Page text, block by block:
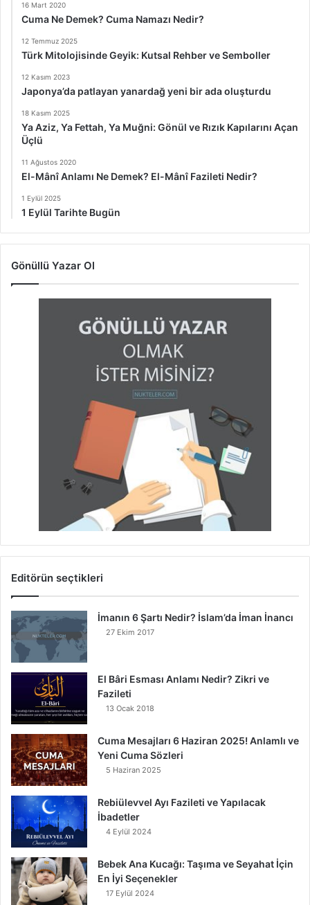
16 Mart 2020
Cuma Ne Demek? Cuma Namazı Nedir?
12 Temmuz 2025
Türk Mitolojisinde Geyik: Kutsal Rehber ve Semboller
12 Kasım 2023
Japonya’da patlayan yanardağ yeni bir ada oluşturdu
18 Kasım 2025
Ya Aziz, Ya Fettah, Ya Muğni: Gönül ve Rızık Kapılarını Açan
Üçlü
11 Ağustos 2020
El-Mânî Anlamı Ne Demek? El-Mânî Fazileti Nedir?
1 Eylül 2025
1 Eylül Tarihte Bugün
Gönüllü Yazar Ol
Editörün seçtikleri
İmanın 6 Şartı Nedir? İslam’da İman İnancı
27 Ekim 2017
El Bâri Esması Anlamı Nedir? Zikri ve
Fazileti
13 Ocak 2018
Cuma Mesajları 6 Haziran 2025! Anlamlı ve
Yeni Cuma Sözleri
5 Haziran 2025
Rebiülevvel Ayı Fazileti ve Yapılacak
İbadetler
4 Eylül 2024
Bebek Ana Kucağı: Taşıma ve Seyahat İçin
En İyi Seçenekler
17 Eylül 2024